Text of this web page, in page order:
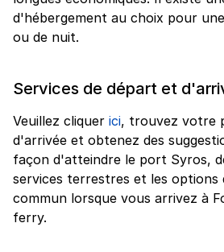
d'hébergement au choix pour
ou de nuit.
Services de départ et
Veuillez cliquer ici, trouvez votre
d'arrivée et obtenez des
façon d'atteindre le port Syros,
services terrestres et les
commun lorsque vous arrivez à
ferry.